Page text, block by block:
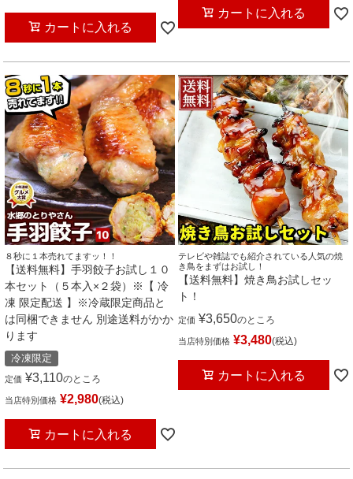
カートに入れる
カートに入れる
８秒に１本売れてますッ！！
【送料無料】手羽餃子お試し１０
本セット（５本入×２袋）※【 冷
凍 限定配送 】※冷蔵限定商品と
は同梱できません 別途送料がかか
ります
冷凍限定
定価 ¥3,110のところ
当店特別価格 ¥2,980 税込
カートに入れる
テレビや雑誌でも紹介されている人気の焼
き鳥をまずはお試し！
【送料無料】焼き鳥お試しセッ
ト！
定価 ¥3,650のところ
当店特別価格 ¥3,480 税込
カートに入れる